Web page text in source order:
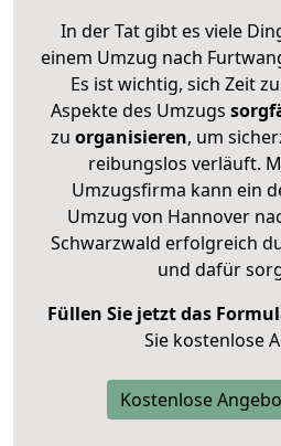
In der Tat gibt es viele
einem Umzug nach
Es ist wichtig, sich Zeit
Aspekte des Umzugs
zu organisieren, um
reibungslos verläuft.
Umzugsfirma kann ein
Umzug von Hannover
Schwarzwald erfolgreich
und dafür
Füllen Sie jetzt das
Sie kostenlose
Kostenlose